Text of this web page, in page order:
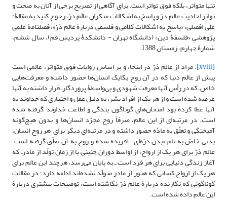
تنها متواتر، بلکه فوق تواتر است. برای آگاهی از تصریح برخی از آنان به صحت و
تواتر احادیث عالم ذرّ و پاسخ به اشکالات منکران عالَم ذرّ، رجوع کنید به مقالۀ:
علی افضلی، «پاسخ به اشکالات کلامی و فلسفی دربارۀ عالم ذرّ»، فصلنامۀ علمی
پژوهشیِ «فلسفۀ دین» (دانشگاه تهران - دانشکدۀ پردیس قم)، سال ششم،
شمارۀ چهارم، زمستان 1388.
[xviii]
. مراد از عالم ذرّ در اینجا، و بر اساس روایات فوق متواتر، عاَلمی است
پیش از عالم دنیا که در آن روح یکایک انسان‌ها حضور داشته و معرفت‌هایی
خاص‌ـ که در رأس آنها معرفت شهودی و بی‌واسطۀ پروردگارـ قرار داشته به آنها
عرضه شده است و از هر یک از افراد بشر، به دلیل عقل و اختیاری که خداوند به
آنها عطا کرده بود امتحان‌های گوناگون بندگی و اطاعت خداوند گرفته شده
است. در مرتبه‌ای از این عالم، صرفاً روح مجرّد انسان‌ها و بدون هیچ‌گونه
آمیختگی و تعلّق به مادّه حضور داشته و در مرتبه‌ای دیگر برای هر روح انسان،
بدنی خاصّ به نام «بدن ذرّه‌ای» آفریده شده و روح به آن تعلّق گرفته است.
عالم ذرّ برای هر یک از ارواح، از اواسط دوران جنینی یا از زمان تولّد از مادرـ که
آغاز زندگیِ دنیایی برای هر فرد است ـ به پایان می‌رسد، هرچند این عالم برای
هر یک از ارواح کسانی که هنوز از مادر متولّد نشده‌اند ادامه دارد؛ در مقالات
گوناگونی که نگارنده دربارۀ عالم ذرّ نگاشته است، توضیحات بیشتری دربارۀ
این عالم داده شده است.